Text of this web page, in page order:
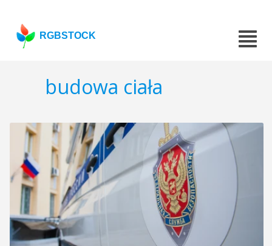
RGBSTOCK
budowa ciała